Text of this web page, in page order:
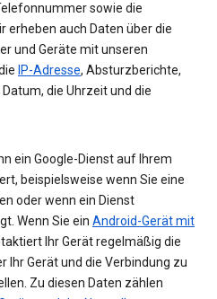
sowie die
erheben auch Daten über die
und Geräte mit unseren
IP-Adresse, Absturzberichte,
die Uhrzeit und die
ein Google-Dienst auf Ihrem
beispielsweise wenn Sie eine
oder wenn ein Dienst
Wenn Sie ein Android-Gerät mit
Ihr Gerät regelmäßig die
Ihr Gerät und die Verbindung zu
Zu diesen Daten zählen